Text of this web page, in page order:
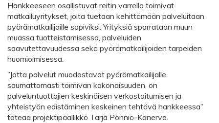
Hankkeeseen osallistuvat reitin varrella toimivat
matkailuyritykset, joita tuetaan kehittämään palveluitaan
pyörämatkailijoille sopiviksi. Yrityksiä sparrataan muun
muassa tuotteistamisessa, palveluiden
saavutettavuudessa sekä pyörämatkailijoiden tarpeiden
huomioimisessa.
”Jotta palvelut muodostavat pyörämatkailijalle
saumattomasti toimivan kokonaisuuden, on
palveluntuottajien keskinäisen verkostoitumisen ja
yhteistyön edistäminen keskeinen tehtävä hankkeessa”
toteaa projektipäällikkö Tarja Pönniö-Kanerva.